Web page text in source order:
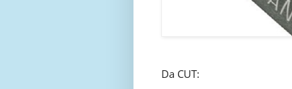
Da CUT: